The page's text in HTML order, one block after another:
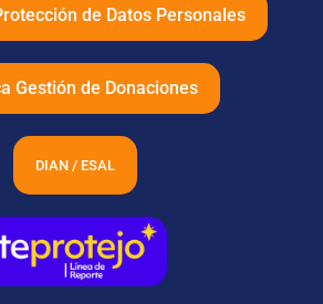
de Datos Personales
Gestión de Donaciones
DIAN / ESAL